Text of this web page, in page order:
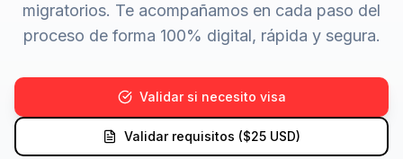
migratorios. Te acompañamos en cada paso del
proceso de forma 100% digital, rápida y segura.
Validar si necesito visa
Validar requisitos ($25 USD)